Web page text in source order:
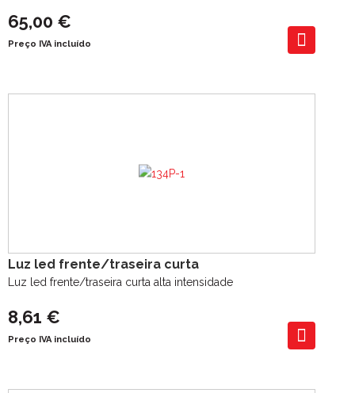
65,00 €
Preço IVA incluído
Luz led frente/traseira curta
Luz led frente/traseira curta alta intensidade
8,61 €
Preço IVA incluído